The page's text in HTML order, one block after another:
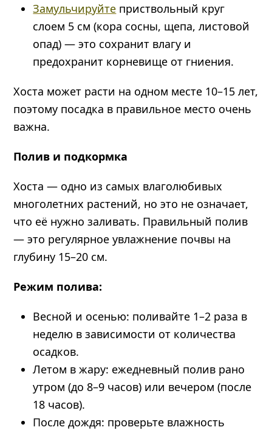
Замульчируйте приствольный круг
слоем 5 см (кора сосны, щепа, листовой
опад) — это сохранит влагу и
предохранит корневище от гниения.
Хоста может расти на одном месте 10–15 лет,
поэтому посадка в правильное место очень
важна.
Полив и подкормка
Хоста — одно из самых влаголюбивых
многолетних растений, но это не означает,
что её нужно заливать. Правильный полив
— это регулярное увлажнение почвы на
глубину 15–20 см.
Режим полива:
Весной и осенью: поливайте 1–2 раза в
неделю в зависимости от количества
осадков.
Летом в жару: ежедневный полив рано
утром (до 8–9 часов) или вечером (после
18 часов).
После дождя: проверьте влажность